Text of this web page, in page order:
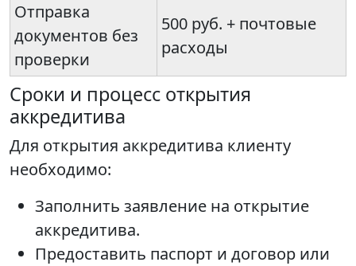
Отправка
документов без
проверки
500 руб. + почтовые
расходы
Сроки и процесс открытия
аккредитива
Для открытия аккредитива клиенту
необходимо:
Заполнить заявление на открытие
аккредитива.
Предоставить паспорт и договор или